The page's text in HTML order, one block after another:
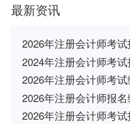
最新资讯
2026年注册会计师考
2024年注册会计师考
2026年注册会计师考
2026年注册会计师报
2026年注册会计师考